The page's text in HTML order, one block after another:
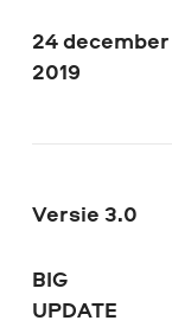
24 december
2019
Versie 3.0
BIG
UPDATE